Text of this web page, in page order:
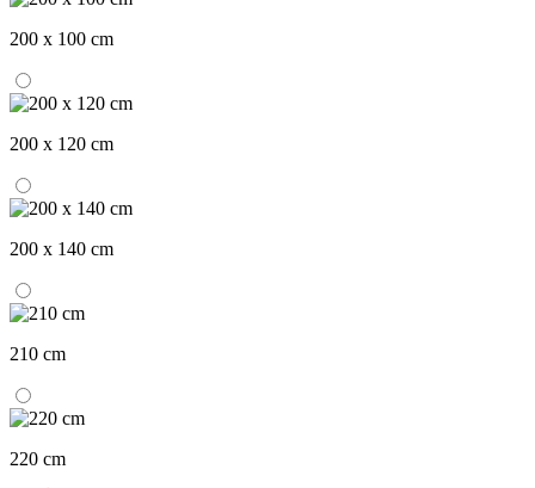
200 x 100 cm
200 x 120 cm
200 x 140 cm
210 cm
220 cm